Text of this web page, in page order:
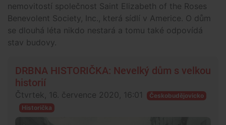
nemovitostí společnost Saint Elizabeth of the Roses
Benevolent Society, Inc., která sídlí v Americe. O dům
se dlouhá léta nikdo nestará a tomu také odpovídá
stav budovy.
DRBNA HISTORIČKA: Nevelký dům s velkou
historií
Čtvrtek, 16. července 2020, 16:01
Českobudějovicko
Historička